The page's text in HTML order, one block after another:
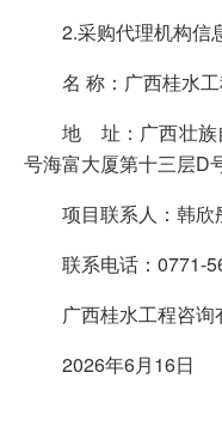
2.采购代理机构信
名 称：广西桂水
地 址：广西壮族
号海富大厦第十三层D
项目联系人：韩欣
联系电话：0771-
广西桂水工程咨询
2026年6月16日